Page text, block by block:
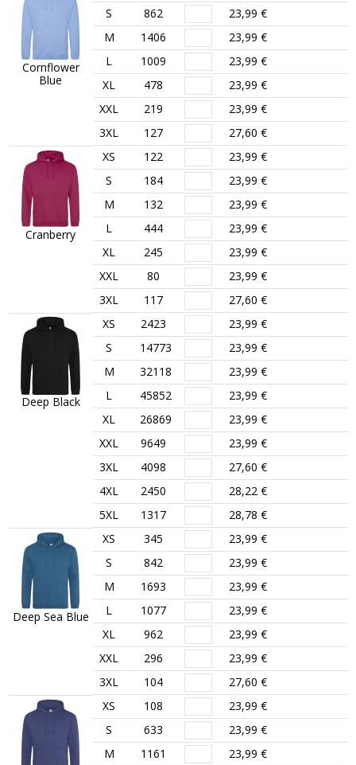
Cornflower
Blue
S
862
23,99 €
M
1406
23,99 €
L
1009
23,99 €
XL
478
23,99 €
XXL
219
23,99 €
3XL
127 27,60 €
Cranberry
XS 122
23,99 €
S
184
23,99 €
M
132
23,99 €
L
444
23,99 €
XL
245
23,99 €
XXL
80
23,99 €
3XL
117 27,60 €
Deep Black
XS 2423
23,99 €
S
14773
23,99 €
M
32118
23,99 €
L
45852
23,99 €
XL
26869
23,99 €
XXL
9649
23,99 €
3XL
4098
27,60 €
4XL
2450
28,22 €
5XL
1317 28,78 €
Deep Sea Blue
XS 345
23,99 €
S
842
23,99 €
M
1693
23,99 €
L
1077
23,99 €
XL
962
23,99 €
XXL
296
23,99 €
3XL
104 27,60 €
XS 108
23,99 €
S
633
23,99 €
M
1161
23,99 €